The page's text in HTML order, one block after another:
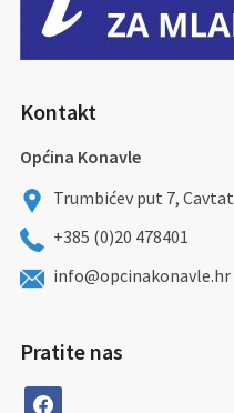
Kontakt
Općina Konavle
Trumbićev put 7, Cavtat
+385 (0)20 478401
info@opcinakonavle.hr
Pratite nas
facebook